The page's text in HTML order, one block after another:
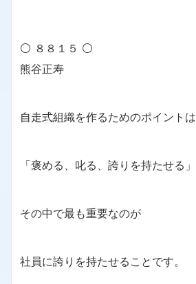
⚪ ８８１５ ⚪
熊谷正寿
自走式組織を作るためのポイントは
「褒める、叱る、誇りを持たせる」
その中で最も重要なのが
社員に誇りを持たせることです。